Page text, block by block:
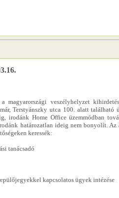
veszélyhelyzet
Terstyánszky utca 100. alatt található
irodánk Home Office üzemmódban
határozatlan ideig nem bonyolít. Az
keressék:
tanácsadó
kapcsolatos ügyek intézése